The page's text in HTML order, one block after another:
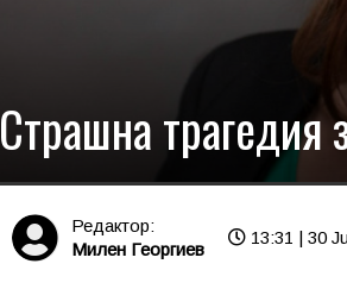
Страшна трагедия
Редактор:
Милен Георгиев
13:31 | 30